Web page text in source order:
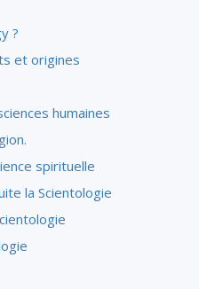
?
et origines
humaines
spirituelle
la Scientologie